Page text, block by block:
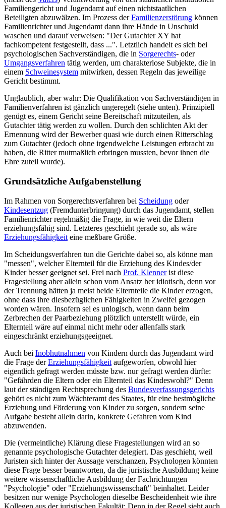
Familiengericht und Jugendamt auf einen nicht­staatlichen
Beteiligten abzuwälzen. Im Prozess derFamilienzerstörung können
Familienrichter und Jugendamt dann ihre Hände in Unschuld
waschen und darauf verweisen: "Der Gutachter XY hat
fachkompetent festgestellt, dass ...". Letztlich handelt es sich bei
psychologischen Sachverständigen, die in Sorgerechts- oder
Umgangsverfahren tätig werden, um charakterlose Subjekte, die in
einem Schweinesystem mitwirken, dessen Regeln das jeweilige
Gericht bestimmt.
Unglaublich, aber wahr: Die Qualifikation von Sachverständigen in
Familienverfahren ist gänzlich ungeregelt (siehe unten). Prinzipiell
genügt es, einem Gericht seine Bereitschaft mitzuteilen, als
Gutachter tätig werden zu wollen. Durch den schlichten Akt der
Ernennung wird der Bewerber quasi wie durch einen Ritterschlag
zum Gutachter (jedoch ohne irgendwelche Leistungen erbracht zu
haben, die Ritter mutmaßlich erbringen mussten, bevor ihnen die
Ehre zuteil wurde).
Grundsätzliche Aufgabenstellung
Im Rahmen von Sorgerechtsverfahren bei Scheidung oder
Kindesentzug (Fremd­unter­bringung) durch das Jugendamt, stellen
Familienrichter regelmäßig die Frage, in wie weit die Eltern
erziehungsfähig sind. Letzteres geschieht gerade so, als wäre
Erziehungsfähigkeit eine meßbare Größe.
Im Scheidungsverfahren tun die Gerichte dabei so, als könne man
"messen", welcher Elternteil für die Erziehung des Kindes/der
Kinder besser geeignet sei. Frei nach Prof. Klennerist diese
Fragestellung aber allein schon vom Ansatz her idiotisch, denn vor
der Trennung hätten ja meist beide Elternteile die Kinder erzogen,
ohne dass ihre diesbezüglichen Fähigkeiten in Zweifel gezogen
worden wären. Insofern sei es unlogisch, wenn dann beim
Zerbrechen der Paarbeziehung plötzlich unterstellt würde, ein
Elternteil wäre auf einmal nicht mehr oder allenfalls stark
eingeschränkt erziehungsgeeignet.
Auch bei Inobhutnahmen von Kindern durch das Jugendamt wird
die Frage derErziehungsfähigkeit aufgeworfen, obwohl hier
eigentlich gefragt werden müsste bzw. nur gefragt werden dürfte:
"Gefährden die Eltern oder ein Elternteil das Kindeswohl?" Denn
laut der ständigen Rechtsprechung des Bundesverfassungsgerichts
gehört es nicht zum Wächteramt des Staates, für eine bestmögliche
Erziehung und Förderung von Kinder zu sorgen, sondern seine
Aufgabe besteht allein darin, konkrete Gefahren vom Kind
abzuwenden.
Die (vermeintliche) Klärung diese Fragestellungen wird an so
genannte psychologische Gutachter delegiert. Das geschieht, weil
Juristen sich hinter der Aussage verschanzen, Psychologen könnten
diese Frage besser beantworten, da die juristische Ausbildung keine
weitere wissenschaftliche Ausbildung der Fachrichtungen
"Psychologie" oder "Erziehungswissenschaft" beinhaltet. Leider
besitzen nur wenige Psychologen dieselbe Bescheidenheit wie ihre
Kollegen aus der juristischen Fakultät: Denn in der Regel sieht auch